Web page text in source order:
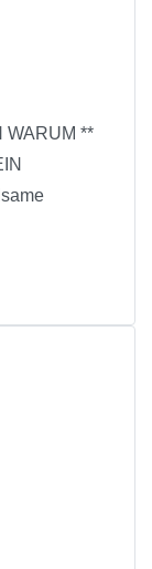
WARUM **